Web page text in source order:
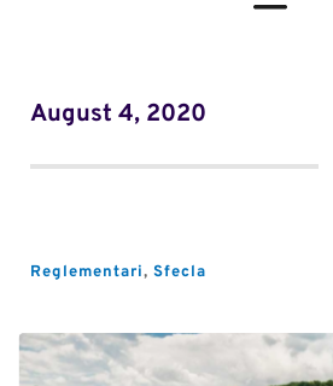
August 4, 2020
Reglementari, Sfecla